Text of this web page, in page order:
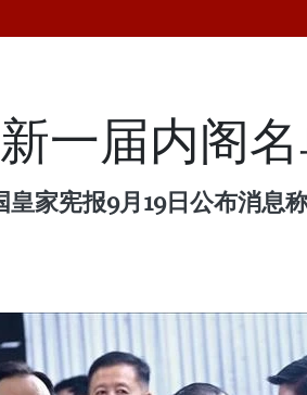
一届内阁
家宪报9月19日公布消息